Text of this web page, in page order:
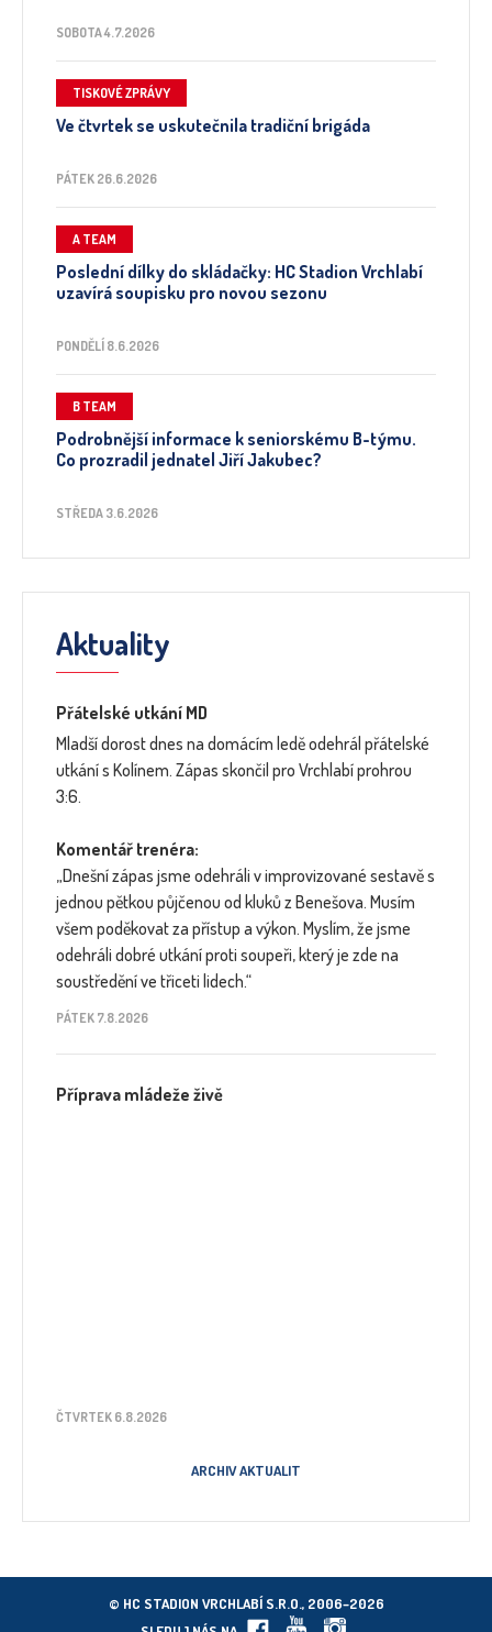
SOBOTA 4.7.2026
TISKOVÉ ZPRÁVY
Ve čtvrtek se uskutečnila tradiční brigáda
PÁTEK 26.6.2026
A TEAM
Poslední dílky do skládačky: HC Stadion Vrchlabí
uzavírá soupisku pro novou sezonu
PONDĚLÍ 8.6.2026
B TEAM
Podrobnější informace k seniorskému B-týmu.
Co prozradil jednatel Jiří Jakubec?
STŘEDA 3.6.2026
Aktuality
Přátelské utkání MD
Mladší dorost dnes na domácím ledě odehrál přátelské
utkání s Kolínem. Zápas skončil pro Vrchlabí prohrou
3:6.
Komentář trenéra:
„Dnešní zápas jsme odehráli v improvizované sestavě s
jednou pětkou půjčenou od kluků z Benešova. Musím
všem poděkovat za přístup a výkon. Myslím, že jsme
odehráli dobré utkání proti soupeři, který je zde na
soustředění ve třiceti lidech.“
PÁTEK 7.8.2026
Příprava mládeže živě
ČTVRTEK 6.8.2026
ARCHIV AKTUALIT
© HC STADION VRCHLABÍ S.R.O., 2006–2026